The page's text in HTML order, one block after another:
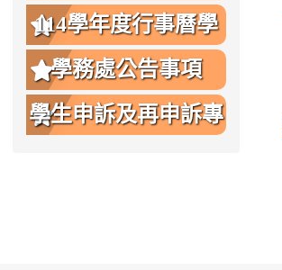
網
114學年度行事曆學
生版
學務處公告事項
學生申訴及再申訴專